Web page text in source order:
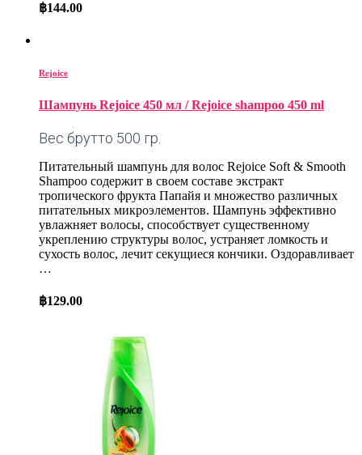
฿144.00
Rejoice
Шампунь Rejoice 450 мл / Rejoice shampoo 450 ml
Вес брутто 500 гр.
Питательный шампунь для волос Rejoice Soft & Smooth
Shampoo содержит в своем составе экстракт
тропического фрукта Папайя и множество различных
питательных микроэлементов. Шампунь эффективно
увлажняет волосы, способствует существенному
укреплению структуры волос, устраняет ломкость и
сухость волос, лечит секущиеся кончики. Оздоравливает
…
฿129.00